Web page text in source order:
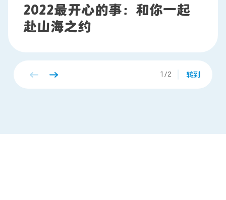
2022最开心的事：和你一起
赴山海之约
转到